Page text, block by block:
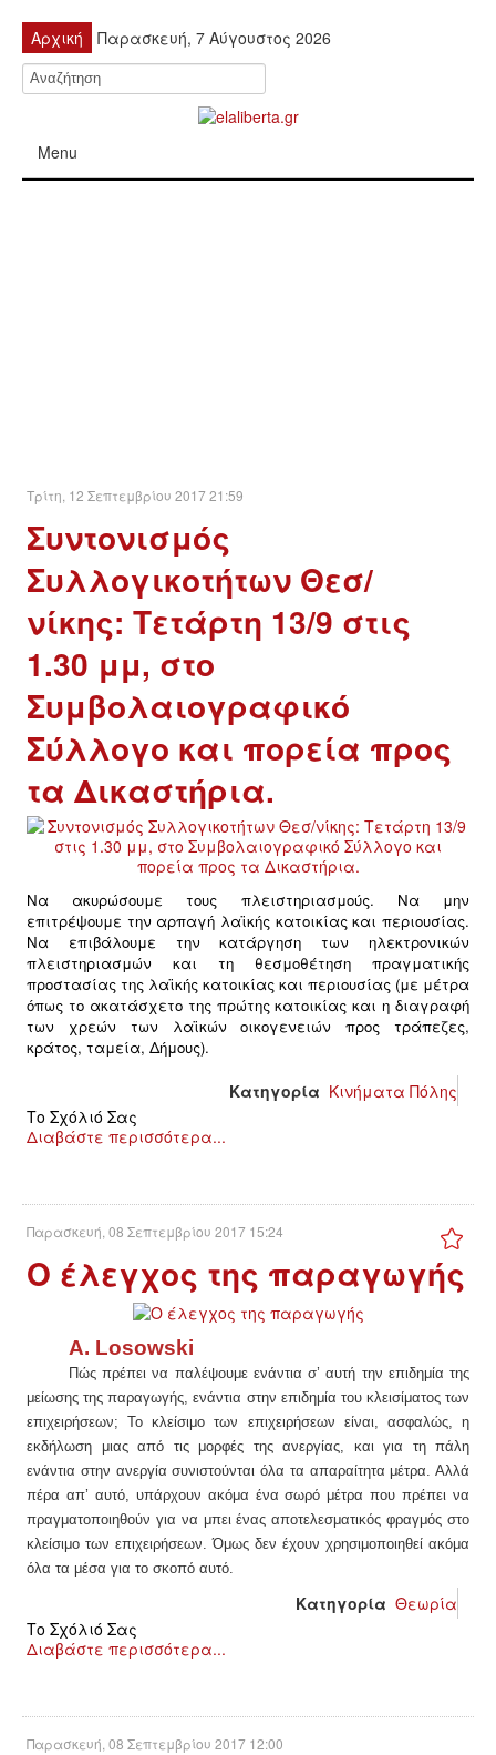
Αρχική Παρασκευή, 7 Αύγουστος 2026
Menu
ΟΙΚΟΝΟΜΊΑ
ΔΙΕΘΝΉ
ΕΙΔΉΣΕΙΣ
ΚΌΣΜΟΣ
ΑΝΑΤΟΛΙΚΉ ΕΥΡΏΠΗ / ΒΑΛΚΆΝΙΑ
ΔΥΤΙΚΉ ΕΥΡΏΠΗ
ΜΈΣΗ ΑΝΑΤΟΛΉ / ΒΌΡΕΙΑ ΑΦΡΙΚΉ
ΒΌΡΕΙΑ ΑΜΕΡΙΚΉ
ΛΑΤΙΝΙΚΉ ΑΜΕΡΙΚΉ
ΑΣΊΑ / ΩΚΕΑΝΊΑ
ΑΦΡΙΚΉ
ΕΡΓΑΤΙΚΌ ΚΊΝΗΜΑ
ΕΙΔΉΣΕΙΣ
ΑΝΑΚΟΙΝΏΣΕΙΣ
ΑΝΑΛΎΣΕΙΣ
ΚΙΝΉΜΑΤΑ
ΚΙΝΗΤΟΠΟΙΉΣΕΙΣ
ΕΙΔΉΣΕΙΣ
ΑΝΑΚΟΙΝΏΣΕΙΣ
ΑΝΤΙΦΑΣΙΣΤΙΚΌ
ΑΝΤΙΡΑΤΣΙΣΤΙΚΌ
Τρίτη, 12 Σεπτεμβρίου 2017 21:59
Συντονισμός
Συλλογικοτήτων Θεσ/
νίκης: Τετάρτη 13/9 στις
1.30 μμ, στο
Συμβολαιογραφικό
Σύλλογο και πορεία προς
τα Δικαστήρια.
Nα ακυρώσουμε τους πλειστηριασμούς. Nα μην
επιτρέψουμε την αρπαγή λαϊκής κατοικίας και περιουσίας.
Nα επιβάλουμε την κατάργηση των ηλεκτρονικών
πλειστηριασμών και τη θεσμοθέτηση πραγματικής
προστασίας της λαϊκής κατοικίας και περιουσίας (με μέτρα
όπως το ακατάσχετο της πρώτης κατοικίας και η διαγραφή
των χρεών των λαϊκών οικογενειών προς τράπεζες,
κράτος, ταμεία, Δήμους).
Κατηγορία Κινήματα Πόλης
Το Σχόλιό Σας
Διαβάστε περισσότερα...
Παρασκευή, 08 Σεπτεμβρίου 2017 15:24
Ο έλεγχος της παραγωγής
A. Losowski
Πώς πρέπει να παλέψουμε ενάντια σ’ αυτή την επιδημία της
μείωσης της παραγωγής, ενάντια στην επιδημία του κλεισίματος των
επιχειρήσεων; Το κλείσιμο των επιχειρήσεων είναι, ασφαλώς, η
εκδήλωση μιας από τις μορφές της ανεργίας, και για τη πάλη
ενάντια στην ανεργία συνιστούνται όλα τα απαραίτητα μέτρα. Αλλά
πέρα απ’ αυτό, υπάρχουν ακόμα ένα σωρό μέτρα που πρέπει να
πραγματοποιηθούν για να μπει ένας αποτελεσματικός φραγμός στο
κλείσιμο των επιχειρήσεων. Όμως δεν έχουν χρησιμοποιηθεί ακόμα
όλα τα μέσα για το σκοπό αυτό.
Κατηγορία Θεωρία
Το Σχόλιό Σας
Διαβάστε περισσότερα...
Παρασκευή, 08 Σεπτεμβρίου 2017 12:00